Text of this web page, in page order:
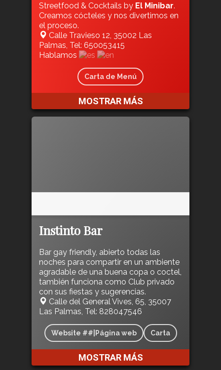
Streetfood & Cocktails by El Minibar.
Creamos cócteles y nos divertimos en
el proceso.
Calle Travieso 12, 35002 Las
Palmas, Tel: 650053415
Hablamos
Carta de Menú
MOSTRAR MÁS
Instinto Bar
Bar gay friendly, abierto todas las
noches para compartir en un ambiente
agradable de una buena copa o coctel,
también funciona como Club privado
con sus fiestas y sugerencias.
Calle del General Vives, 65, 35007
Las Palmas, Tel: 828047546
Website ##|Página web Carta
MOSTRAR MÁS